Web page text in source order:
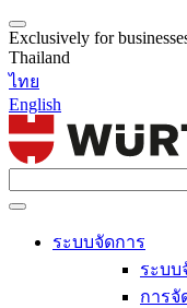
Exclusively for
Thailand
ไทย
English
ระบบจัดการ
ระบบ
การจั